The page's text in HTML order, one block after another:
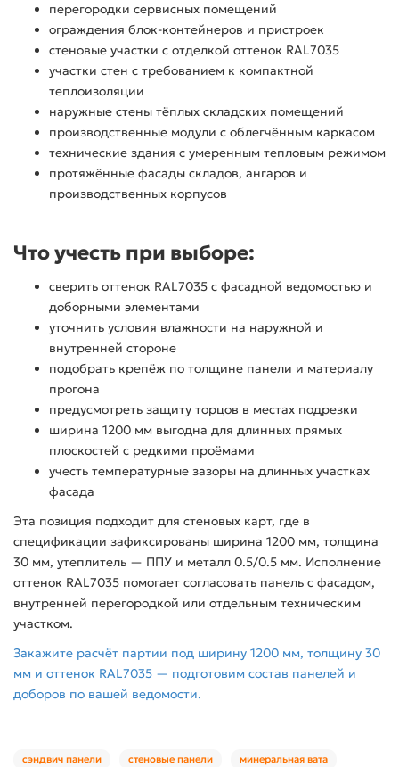
перегородки сервисных помещений
ограждения блок-контейнеров и пристроек
стеновые участки с отделкой оттенок RAL7035
участки стен с требованием к компактной
теплоизоляции
наружные стены тёплых складских помещений
производственные модули с облегчённым каркасом
технические здания с умеренным тепловым режимом
протяжённые фасады складов, ангаров и
производственных корпусов
Что учесть при выборе:
сверить оттенок RAL7035 с фасадной ведомостью и
доборными элементами
уточнить условия влажности на наружной и
внутренней стороне
подобрать крепёж по толщине панели и материалу
прогона
предусмотреть защиту торцов в местах подрезки
ширина 1200 мм выгодна для длинных прямых
плоскостей с редкими проёмами
учесть температурные зазоры на длинных участках
фасада
Эта позиция подходит для стеновых карт, где в
спецификации зафиксированы ширина 1200 мм, толщина
30 мм, утеплитель — ППУ и металл 0.5/0.5 мм. Исполнение
оттенок RAL7035 помогает согласовать панель с фасадом,
внутренней перегородкой или отдельным техническим
участком.
Закажите расчёт партии под ширину 1200 мм, толщину 30
мм и оттенок RAL7035 — подготовим состав панелей и
доборов по вашей ведомости.
сэндвич панели стеновые панели минеральная вата